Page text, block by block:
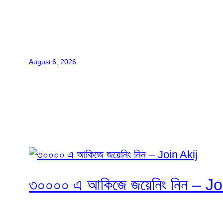
August 6, 2026
৩০০০০ এ আকিজে জয়েনিং নিন –